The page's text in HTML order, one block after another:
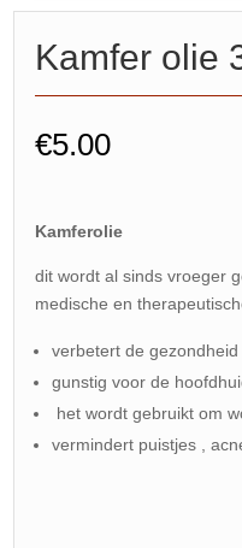
Kamfer olie
€5.00
Kamferolie
dit wordt al sinds vroeger
medische en
verbetert de
gunstig voor de
het wordt gebruikt om
vermindert puistjes ,